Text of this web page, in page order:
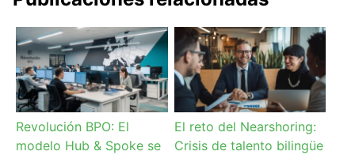
Revolución BPO: El
modelo Hub & Spoke se
El reto del Nearshoring:
Crisis de talento bilingüe